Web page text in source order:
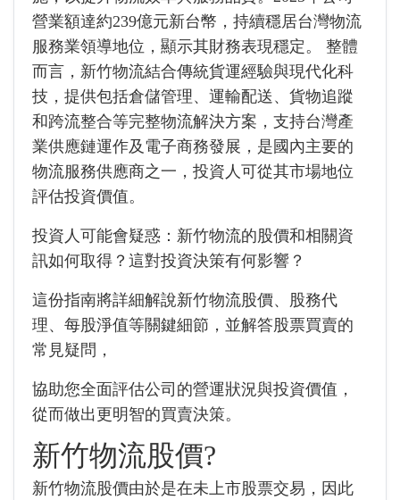
營業額達約239億元新台幣，持續穩居台灣物流
服務業領導地位，顯示其財務表現穩定。 整體
而言，新竹物流結合傳統貨運經驗與現代化科
技，提供包括倉儲管理、運輸配送、貨物追蹤
和跨流整合等完整物流解決方案，支持台灣產
業供應鏈運作及電子商務發展，是國內主要的
物流服務供應商之一，投資人可從其市場地位
評估投資價值。
投資人可能會疑惑：新竹物流的股價和相關資
訊如何取得？這對投資決策有何影響？
這份指南將詳細解說新竹物流股價、股務代
理、每股淨值等關鍵細節，並解答股票買賣的
常見疑問，
協助您全面評估公司的營運狀況與投資價值，
從而做出更明智的買賣決策。
新竹物流股價?
新竹物流股價由於是在未上市股票交易，因此